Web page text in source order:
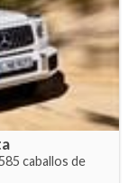
caballos de